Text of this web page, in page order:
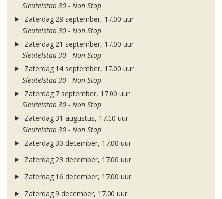
Sleutelstad 30 - Non Stop
Zaterdag 28 september, 17.00 uur
Sleutelstad 30 - Non Stop
Zaterdag 21 september, 17.00 uur
Sleutelstad 30 - Non Stop
Zaterdag 14 september, 17.00 uur
Sleutelstad 30 - Non Stop
Zaterdag 7 september, 17.00 uur
Sleutelstad 30 - Non Stop
Zaterdag 31 augustus, 17.00 uur
Sleutelstad 30 - Non Stop
Zaterdag 30 december, 17.00 uur
Zaterdag 23 december, 17.00 uur
Zaterdag 16 december, 17.00 uur
Zaterdag 9 december, 17.00 uur